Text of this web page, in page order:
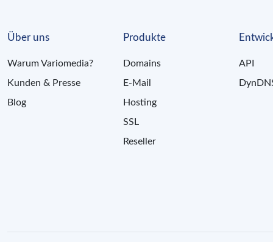
Über uns
Warum Variomedia?
Kunden & Presse
Blog
Produkte
Domains
E-Mail
Hosting
SSL
Reseller
API